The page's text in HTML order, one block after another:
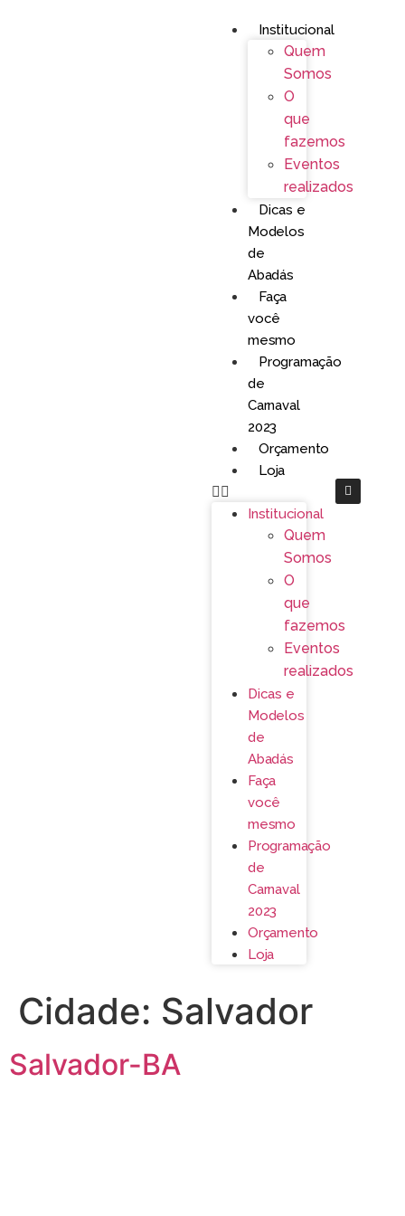
Institucional
Quem
Somos
O
que
fazemos
Eventos
realizados
Dicas e
Modelos
de
Abadás
Faça
você
mesmo
Programação
de
Carnaval
2023
Orçamento
Loja
Institucional
Quem
Somos
O
que
fazemos
Eventos
realizados
Dicas e
Modelos
de
Abadás
Faça
você
mesmo
Programação
de
Carnaval
2023
Orçamento
Loja
Cidade: Salvador
Salvador-BA